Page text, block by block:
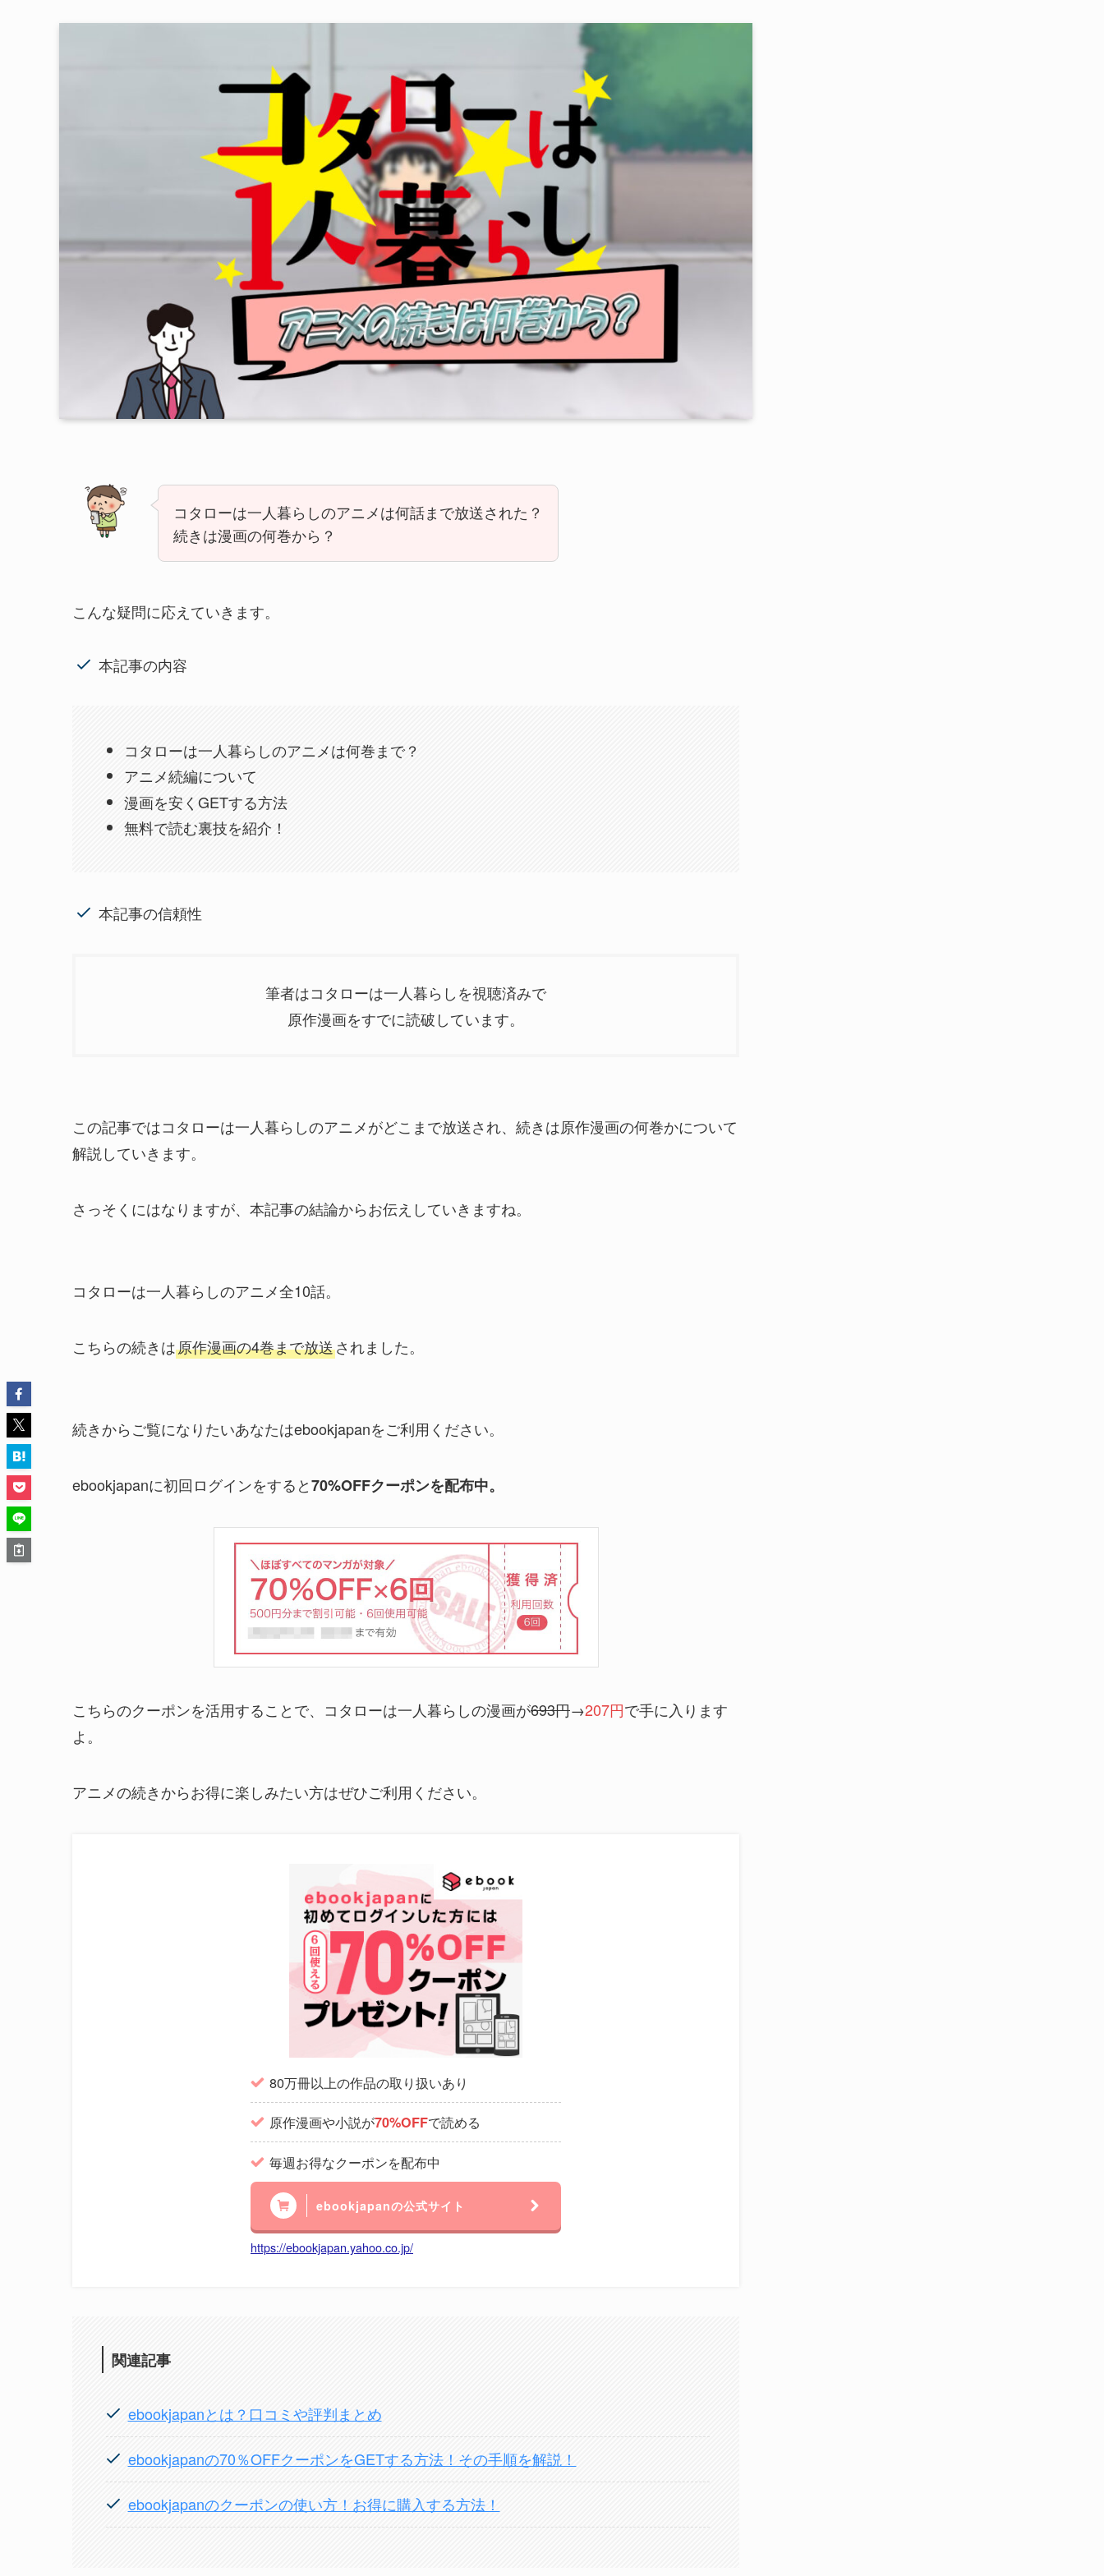
コタローは一人暮らしのアニメは何話まで放送された？
続きは漫画の何巻から？
こんな疑問に応えていきます。
本記事の内容
コタローは一人暮らしのアニメは何巻まで？
アニメ続編について
漫画を安くGETする方法
無料で読む裏技を紹介！
本記事の信頼性
筆者はコタローは一人暮らしを視聴済みで
原作漫画をすでに読破しています。
この記事ではコタローは一人暮らしのアニメがどこまで放送され、続きは原作漫画の何巻かについて
解説していきます。
さっそくにはなりますが、本記事の結論からお伝えしていきますね。
コタローは一人暮らしのアニメ全10話。
こちらの続きは原作漫画の4巻まで放送されました。
続きからご覧になりたいあなたはebookjapanをご利用ください。
ebookjapanに初回ログインをすると70%OFFクーポンを配布中。
こちらのクーポンを活用することで、コタローは一人暮らしの漫画が693円→207円で手に入ります
よ。
アニメの続きからお得に楽しみたい方はぜひご利用ください。
80万冊以上の作品の取り扱いあり
原作漫画や小説が70%OFFで読める
毎週お得なクーポンを配布中
ebookjapanの公式サイト
https://ebookjapan.yahoo.co.jp/
関連記事
ebookjapanとは？口コミや評判まとめ
ebookjapanの70％OFFクーポンをGETする方法！その手順を解説！
ebookjapanのクーポンの使い方！お得に購入する方法！